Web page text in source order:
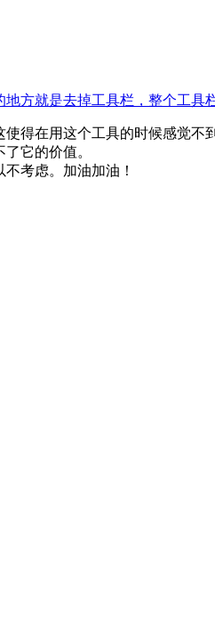
方就是去掉工具栏，整个工
得在用这个工具的时候感觉
它的价值。
考虑。加油加油！